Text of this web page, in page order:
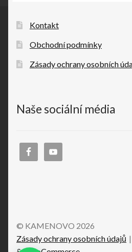
Kontakt
Obchodní podmínky
Zásady ochrany osobních
Naše sociální média
© KAMENOVO 2026
Zásady ochrany osobních údajů